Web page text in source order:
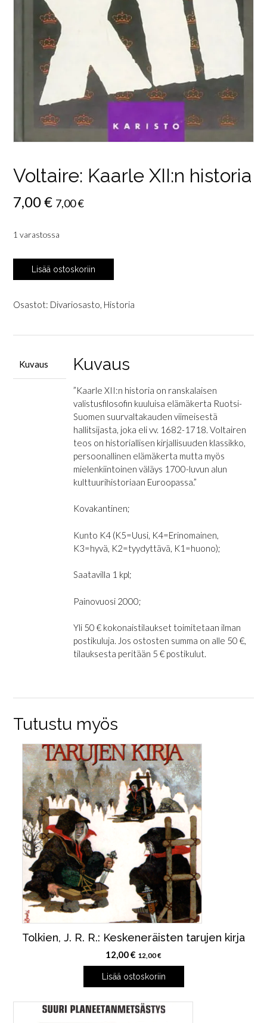
Voltaire: Kaarle XII:n historia
7,00€ 7,00€
1 varastossa
Voltaire:
Kaarle
historia
Lisää ostoskoriin
Osastot: Divariosasto, Historia
Kuvaus Kuvaus
”Kaarle XII:n historia on ranskalaisen
valistusfilosofin kuuluisa elämäkerta Ruotsi-
Suomen suurvaltakauden viimeisestä
hallitsijasta, joka eli vv. 1682-1718. Voltairen
teos on historiallisen kirjallisuuden klassikko,
persoonallinen elämäkerta mutta myös
mielenkiintoinen väläys 1700-luvun alun
kulttuurihistoriaan Euroopassa.”
Kovakantinen;
Kunto K4 (K5=Uusi, K4=Erinomainen,
K3=hyvä, K2=tyydyttävä, K1=huono);
Saatavilla 1 kpl;
Painovuosi 2000;
Yli 50 € kokonaistilaukset toimitetaan ilman
postikuluja. Jos ostosten summa on alle 50 €,
tilauksesta peritään 5 € postikulut.
Tutustu myös
Tolkien, J. R. R.: Keskeneräisten tarujen kirja
12,00€ 12,00€
Lisää ostoskoriin